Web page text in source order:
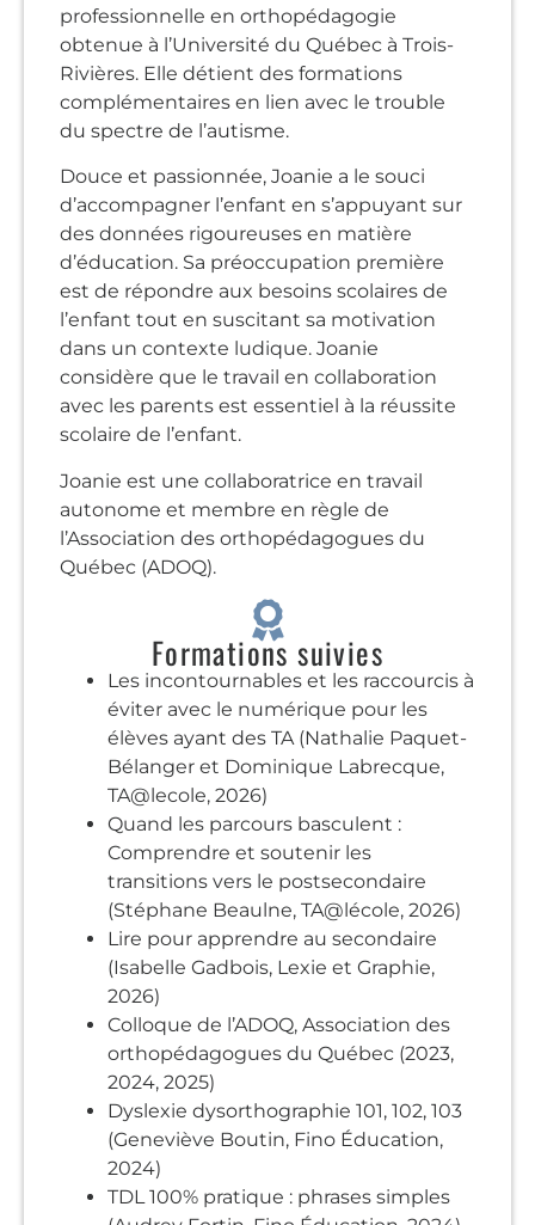
professionnelle en orthopédagogie
obtenue à l’Université du Québec à Trois-
Rivières. Elle détient des formations
complémentaires en lien avec le trouble
du spectre de l’autisme.
Douce et passionnée, Joanie a le souci
d’accompagner l’enfant en s’appuyant sur
des données rigoureuses en matière
d’éducation. Sa préoccupation première
est de répondre aux besoins scolaires de
l’enfant tout en suscitant sa motivation
dans un contexte ludique. Joanie
considère que le travail en collaboration
avec les parents est essentiel à la réussite
scolaire de l’enfant.
Joanie est une collaboratrice en travail
autonome et membre en règle de
l’Association des orthopédagogues du
Québec (ADOQ).
Formations suivies
Les incontournables et les raccourcis à
éviter avec le numérique pour les
élèves ayant des TA (Nathalie Paquet-
Bélanger et Dominique Labrecque,
TA@lecole, 2026)
Quand les parcours basculent :
Comprendre et soutenir les
transitions vers le postsecondaire
(Stéphane Beaulne, TA@lécole, 2026)
Lire pour apprendre au secondaire
(Isabelle Gadbois, Lexie et Graphie,
2026)
Colloque de l’ADOQ, Association des
orthopédagogues du Québec (2023,
2024, 2025)
Dyslexie dysorthographie 101, 102, 103
(Geneviève Boutin, Fino Éducation,
2024)
TDL 100% pratique : phrases simples